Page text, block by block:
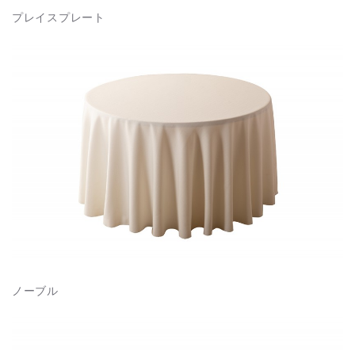
プレイスプレート
ノーブル